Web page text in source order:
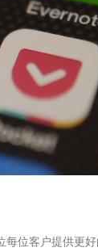
每位客户提供更